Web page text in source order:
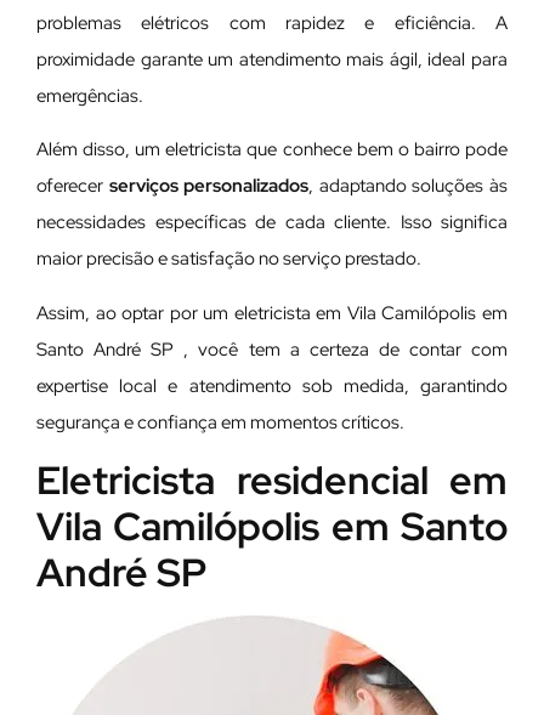
problemas elétricos com rapidez e eficiência. A
proximidade garante um atendimento mais ágil, ideal para
emergências.
Além disso, um eletricista que conhece bem o bairro pode
oferecer serviços personalizados, adaptando soluções às
necessidades específicas de cada cliente. Isso significa
maior precisão e satisfação no serviço prestado.
Assim, ao optar por um eletricista em Vila Camilópolis em
Santo André SP , você tem a certeza de contar com
expertise local e atendimento sob medida, garantindo
segurança e confiança em momentos críticos.
Eletricista residencial em
Vila Camilópolis em Santo
André SP